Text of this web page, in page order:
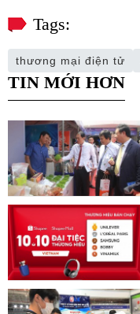
Tags:
thương mại điện tử
TIN MỚI HƠN